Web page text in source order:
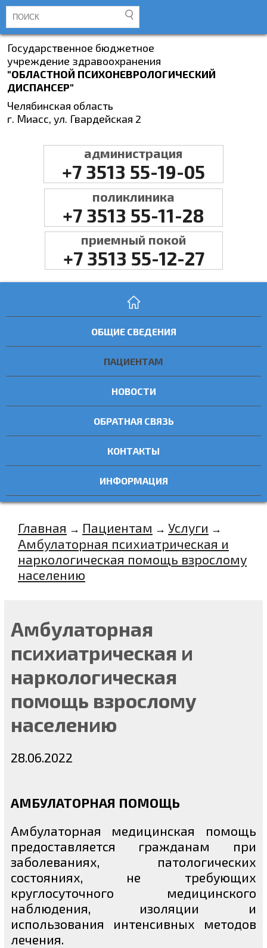
Государственное бюджетное
учреждение здравоохранения
"ОБЛАСТНОЙ ПСИХОНЕВРОЛОГИЧЕСКИЙ
ДИСПАНСЕР"
Челябинская область
г. Миасс, ул. Гвардейская 2
администрация
+7 3513 55-19-05
поликлиника
+7 3513 55-11-28
приемный покой
+7 3513 55-12-27
ОБЩИЕ СВЕДЕНИЯ
ПАЦИЕНТАМ
НОВОСТИ
ОБРАТНАЯ СВЯЗЬ
КОНТАКТЫ
ИНФОРМАЦИЯ
Главная → Пациентам → Услуги →
Амбулаторная психиатрическая и
наркологическая помощь взрослому
населению
Амбулаторная
психиатрическая и
наркологическая
помощь взрослому
населению
28.06.2022
АМБУЛАТОРНАЯ ПОМОЩЬ
Амбулаторная медицинская помощь
предоставляется гражданам при
заболеваниях, патологических
состояниях, не требующих
круглосуточного медицинского
наблюдения, изоляции и
использования интенсивных методов
лечения.